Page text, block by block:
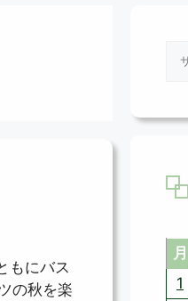
もにバス
の秋を楽
月
1